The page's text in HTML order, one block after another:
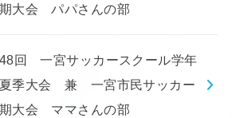
大会 パパさんの部
回 一宮サッカースクール学年
季大会 兼 一宮市民サッカー
大会 ママさんの部